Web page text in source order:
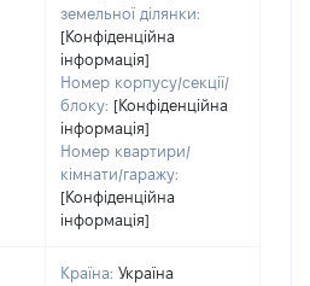
земельної ділянки:
[Конфіденційна
інформація]
Номер корпусу/секції/
блоку: [Конфіденційна
інформація]
Номер квартири/
кімнати/гаражу:
[Конфіденційна
інформація]
Країна: Україна